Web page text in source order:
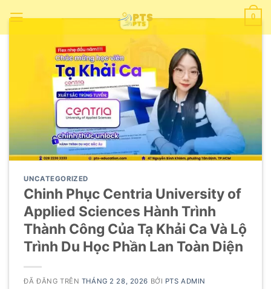
0
UNCATEGORIZED
Chinh Phục Centria University of
Applied Sciences Hành Trình
Thành Công Của Tạ Khải Ca Và Lộ
Trình Du Học Phần Lan Toàn Diện
ĐÃ ĐĂNG TRÊN THÁNG 2 28, 2026 BỞI PTS ADMIN